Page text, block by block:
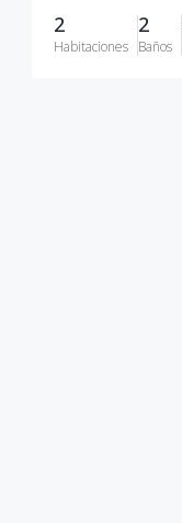
2
Habitaciones
2
Baños